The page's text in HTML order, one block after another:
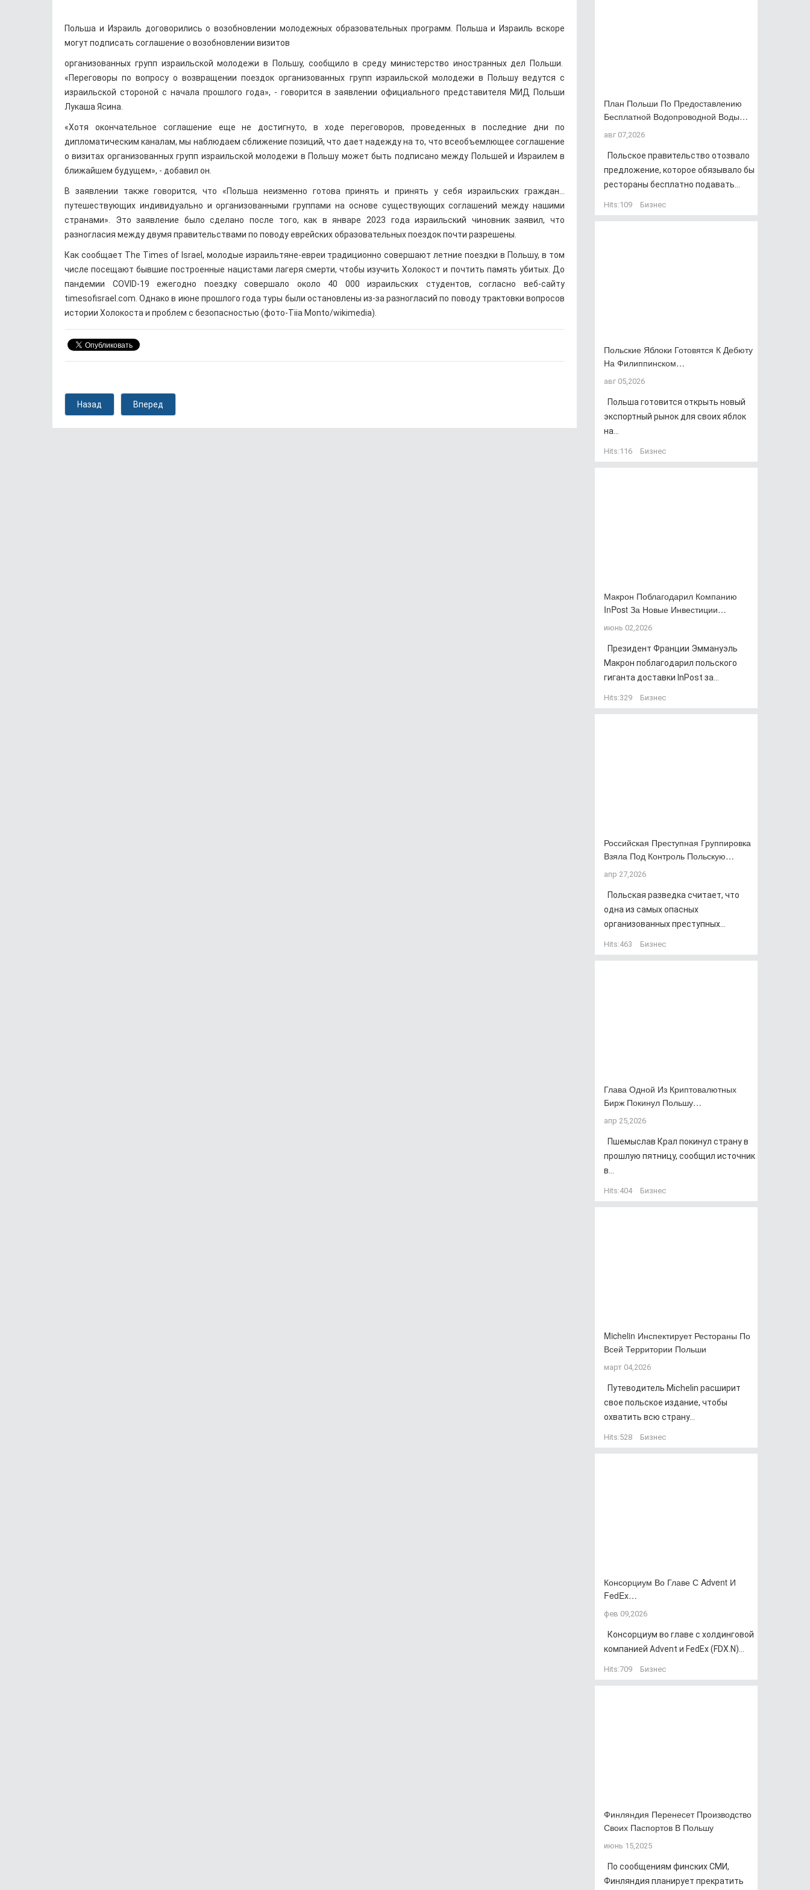
Польша и Израиль договорились о возобновлении молодежных образовательных программ. Польша и Израиль вскоре
могут подписать соглашение о возобновлении визитов
организованных групп израильской молодежи в Польшу, сообщило в среду министерство иностранных дел Польши.
«Переговоры по вопросу о возвращении поездок организованных групп израильской молодежи в Польшу ведутся с
израильской стороной с начала прошлого года», - говорится в заявлении официального представителя МИД Польши
Лукаша Ясина.
«Хотя окончательное соглашение еще не достигнуто, в ходе переговоров, проведенных в последние дни по
дипломатическим каналам, мы наблюдаем сближение позиций, что дает надежду на то, что всеобъемлющее соглашение
о визитах организованных групп израильской молодежи в Польшу может быть подписано между Польшей и Израилем в
ближайшем будущем», - добавил он.
В заявлении также говорится, что «Польша неизменно готова принять и принять у себя израильских граждан…
путешествующих индивидуально и организованными группами на основе существующих соглашений между нашими
странами». Это заявление было сделано после того, как в январе 2023 года израильский чиновник заявил, что
разногласия между двумя правительствами по поводу еврейских образовательных поездок почти разрешены.
Как сообщает The Times of Israel, молодые израильтяне-евреи традиционно совершают летние поездки в Польшу, в том
числе посещают бывшие построенные нацистами лагеря смерти, чтобы изучить Холокост и почтить память убитых. До
пандемии COVID-19 ежегодно поездку совершало около 40 000 израильских студентов, согласно веб-сайту
timesofisrael.com. Однако в июне прошлого года туры были остановлены из-за разногласий по поводу трактовки вопросов
истории Холокоста и проблем с безопасностью (фото-Tiia Monto/wikimedia).
Назад Вперед
План Польши По Предоставлению
Бесплатной Водопроводной Воды…
авг 07,2026
Польское правительство отозвало
предложение, которое обязывало бы
рестораны бесплатно подавать...
Hits:109 Бизнес
Польские Яблоки Готовятся К Дебюту
На Филиппинском…
авг 05,2026
Польша готовится открыть новый
экспортный рынок для своих яблок
на...
Hits:116 Бизнес
Макрон Поблагодарил Компанию
InPost За Новые Инвестиции…
июнь 02,2026
Президент Франции Эммануэль
Макрон поблагодарил польского
гиганта доставки InPost за...
Hits:329 Бизнес
Российская Преступная Группировка
Взяла Под Контроль Польскую…
апр 27,2026
Польская разведка считает, что
одна из самых опасных
организованных преступных...
Hits:463 Бизнес
Глава Одной Из Криптовалютных
Бирж Покинул Польшу…
апр 25,2026
Пшемыслав Крал покинул страну в
прошлую пятницу, сообщил источник
в...
Hits:404 Бизнес
Michelin Инспектирует Рестораны По
Всей Территории Польши
март 04,2026
Путеводитель Michelin расширит
свое польское издание, чтобы
охватить всю страну...
Hits:528 Бизнес
Консорциум Во Главе С Advent И
FedEx…
фев 09,2026
Консорциум во главе с холдинговой
компанией Advent и FedEx (FDX.N)...
Hits:709 Бизнес
Финляндия Перенесет Производство
Своих Паспортов В Польшу
июнь 15,2025
По сообщениям финских СМИ,
Финляндия планирует прекратить